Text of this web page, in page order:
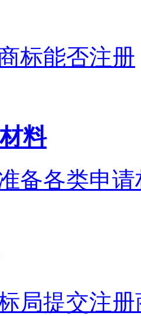
标能否注册
料
备各类申请
局提交注